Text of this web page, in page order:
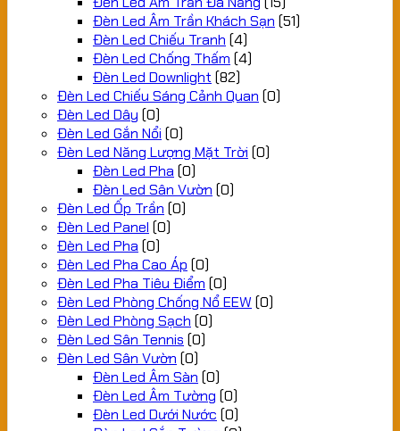
Đèn Led Âm Trần Khách Sạn (51)
Đèn Led Chiếu Tranh (4)
Đèn Led Chống Thấm (4)
Đèn Led Downlight (82)
Đèn Led Chiếu Sáng Cảnh Quan (0)
Đèn Led Dây (0)
Đèn Led Gắn Nổi (0)
Đèn Led Năng Lượng Mặt Trời (0)
Đèn Led Pha (0)
Đèn Led Sân Vườn (0)
Đèn Led Ốp Trần (0)
Đèn Led Panel (0)
Đèn Led Pha (0)
Đèn Led Pha Cao Áp (0)
Đèn Led Pha Tiêu Điểm (0)
Đèn Led Phòng Chống Nổ EEW (0)
Đèn Led Phòng Sạch (0)
Đèn Led Sân Tennis (0)
Đèn Led Sân Vườn (0)
Đèn Led Âm Sàn (0)
Đèn Led Âm Tường (0)
Đèn Led Dưới Nước (0)